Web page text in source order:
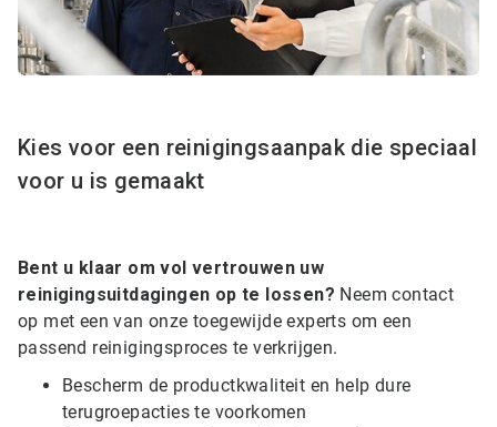
Kies voor een reinigingsaanpak die speciaal
voor u is gemaakt
Bent u klaar om vol vertrouwen uw
reinigingsuitdagingen op te lossen? Neem contact
op met een van onze toegewijde experts om een
passend reinigingsproces te verkrijgen.
Bescherm de productkwaliteit en help dure
terugroepacties te voorkomen